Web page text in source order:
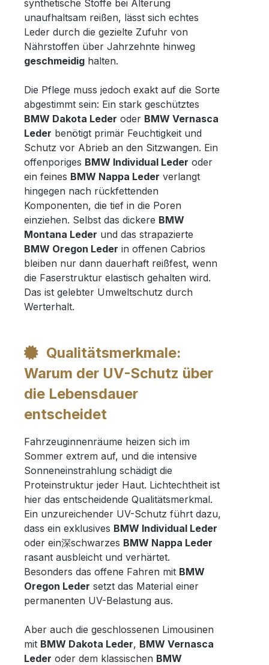
synthetische Stoffe bei Alterung
unaufhaltsam reißen, lässt sich echtes
Leder durch die gezielte Zufuhr von
Nährstoffen über Jahrzehnte hinweg
geschmeidig halten.
Die Pflege muss jedoch exakt auf die Sorte
abgestimmt sein: Ein stark geschütztes
BMW Dakota Leder oder BMW Vernasca
Leder benötigt primär Feuchtigkeit und
Schutz vor Abrieb an den Sitzwangen. Ein
offenporiges BMW Individual Leder oder
ein feines BMW Nappa Leder verlangt
hingegen nach rückfettenden
Komponenten, die tief in die Poren
einziehen. Selbst das dickere BMW
Montana Leder und das strapazierte
BMW Oregon Leder in offenen Cabrios
bleiben nur dann dauerhaft reißfest, wenn
die Faserstruktur elastisch gehalten wird.
Das ist gelebter Umweltschutz durch
Werterhalt.
Qualitätsmerkmale:
Warum der UV-Schutz über
die Lebensdauer
entscheidet
Fahrzeuginnenräume heizen sich im
Sommer extrem auf, und die intensive
Sonneneinstrahlung schädigt die
Proteinstruktur jeder Haut. Lichtechtheit ist
hier das entscheidende Qualitätsmerkmal.
Ein unzureichender UV-Schutz führt dazu,
dass ein exklusives BMW Individual Leder
oder ein深schwarzes BMW Nappa Leder
rasant ausbleicht und verhärtet.
Besonders das offene Fahren mit BMW
Oregon Leder setzt das Material einer
permanenten UV-Belastung aus.
Aber auch die geschlossenen Limousinen
mit BMW Dakota Leder, BMW Vernasca
Leder oder dem klassischen BMW